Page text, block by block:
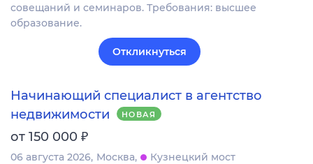
совещаний и семинаров. Требования: высшее
образование.
Откликнуться
Начинающий специалист в агентство
недвижимости
НОВАЯ
от 150 000 ₽
06 августа 2026 Москва
Кузнецкий мост